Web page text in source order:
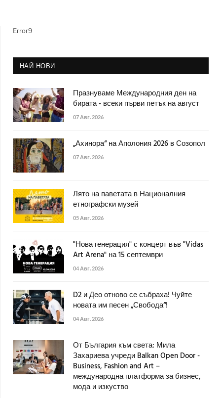
Error9
НАЙ-НОВИ
Празнуваме Международния ден на
бирата - всеки първи петък на август
07 Авг. 2026
„Ахинора“ на Аполония 2026 в Созопол
07 Авг. 2026
Лято на паветата в Националния
етнографски музей
05 Авг. 2026
"Нова генерация" с концерт във "Vidas
Art Arena" на 15 септември
04 Авг. 2026
D2 и Део отново се събраха! Чуйте
новата им песен „Свобода“!
04 Авг. 2026
От България към света: Мила
Захариева учреди Balkan Open Door -
Business, Fashion and Art –
международна платформа за бизнес,
мода и изкуство